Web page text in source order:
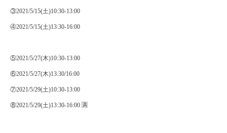
③2021/5/15(土)10:30-13:00
④2021/5/15(土)13:30-16:00
⑤2021/5/27(木)10:30-13:00
⑥2021/5/27(木)13:30/16:00
⑦2021/5/29(土)10:30-13:00
⑧2021/5/29(土)13:30-16:00 🈵